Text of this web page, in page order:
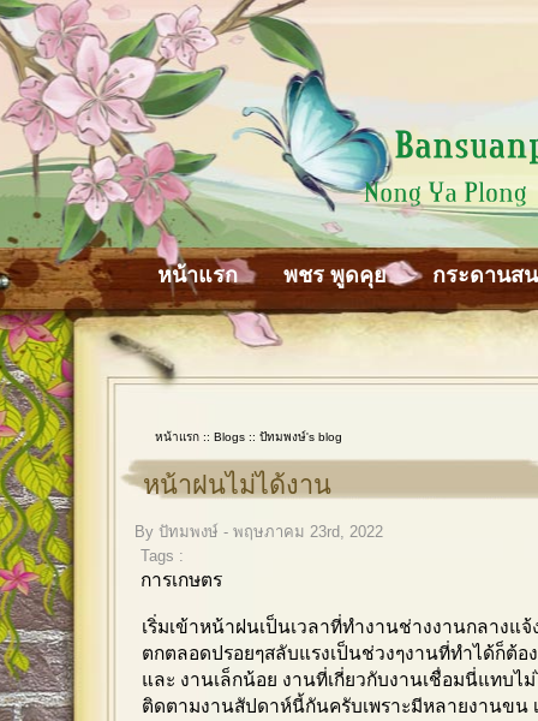
หน้าแรก พชร พูดคุย กระดานส
หน้าแรก :: Blogs :: ปัทมพงษ์'s blog
หน้าฝนไม่ได้งาน
By ปัทมพงษ์ - พฤษภาคม 23rd, 2022
Tags :
การเกษตร
เริ่มเข้าหน้าฝนเป็นเวลาที่ทำงานช่างงานกลางแ
ตกตลอดปรอยๆสลับแรงเป็นช่วงๆงานที่ทำได้ก็ต้อ
และ งานเล็กน้อย งานที่เกี่ยวกับงานเชื่อมนี่แทบไ
ติดตามงานสัปดาห์นี้กันครับเพราะมีหลายงานขน